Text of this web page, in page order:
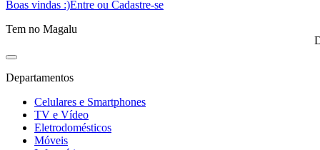
Boas vindas :)Entre ou Cadastre-se
Tem no Magalu
Departamentos
Celulares e Smartphones
TV e Vídeo
Eletrodomésticos
Móveis